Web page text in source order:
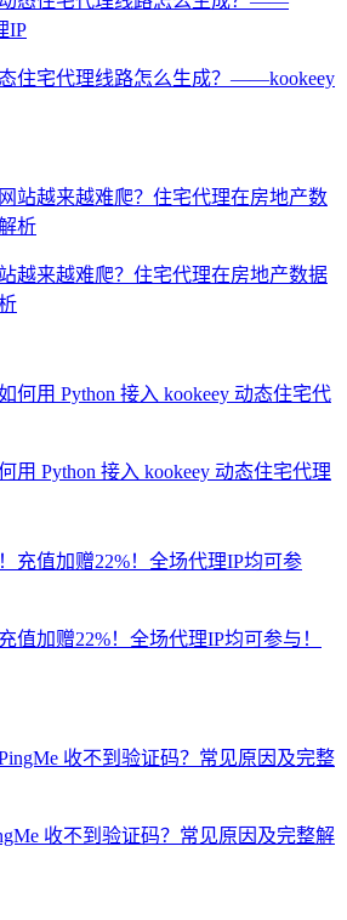
态住宅代理线路怎么生成？——kookeey
越来越难爬？住宅代理在房地产数据
用 Python 接入 kookeey 动态住宅代理
值加赠22%！全场代理IP均可参与！
收不到验证码？常见原因及完整解